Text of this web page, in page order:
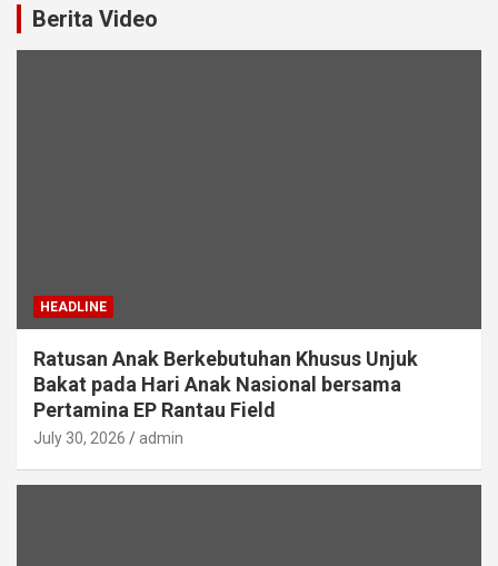
Berita Video
HEADLINE
Ratusan Anak Berkebutuhan Khusus Unjuk
Bakat pada Hari Anak Nasional bersama
Pertamina EP Rantau Field
July 30, 2026 admin